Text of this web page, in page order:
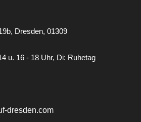
Dresden 01309
u. 16 - 18 Uhr, Di: Ruhetag
dresden.com